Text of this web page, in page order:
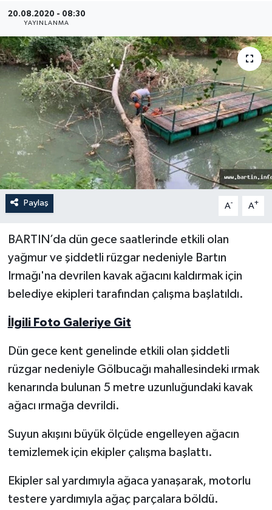
20.08.2020 - 08:30
YAYINLANMA
Paylaş A- A+
BARTIN’da dün gece saatlerinde etkili olan
yağmur ve şiddetli rüzgar nedeniyle Bartın
Irmağı'na devrilen kavak ağacını kaldırmak için
belediye ekipleri tarafından çalışma başlatıldı.
İlgili Foto Galeriye Git
Dün gece kent genelinde etkili olan şiddetli
rüzgar nedeniyle Gölbucağı mahallesindeki ırmak
kenarında bulunan 5 metre uzunluğundaki kavak
ağacı ırmağa devrildi.
Suyun akışını büyük ölçüde engelleyen ağacın
temizlemek için ekipler çalışma başlattı.
Ekipler sal yardımıyla ağaca yanaşarak, motorlu
testere yardımıyla ağaç parçalara böldü.
Medya
Sağlık
Sinema
Sivil Toplum
Siyaset
Spor
Tarım
Turizm
Yaşam
Yerel Yönetimler
DÜNYA